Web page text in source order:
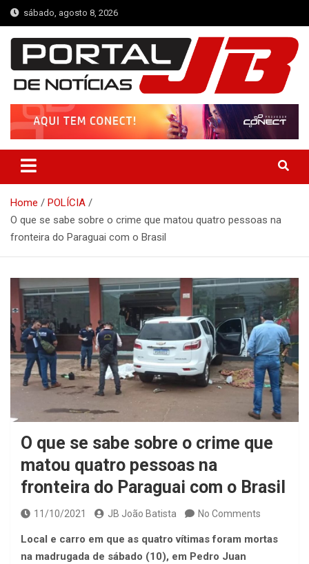
Skip
to
content
sábado, agosto 8, 2026
Portal de Notícias JB
Notícias de Simplício Mendes e Região
Home
POLÍCIA
O que se sabe sobre o crime que matou quatro pessoas na
fronteira do Paraguai com o Brasil
O que se sabe sobre o crime que
matou quatro pessoas na
fronteira do Paraguai com o Brasil
11/10/2021 JB João Batista No Comments
Local e carro em que as quatro vítimas foram mortas
na madrugada de sábado (10), em Pedro Juan